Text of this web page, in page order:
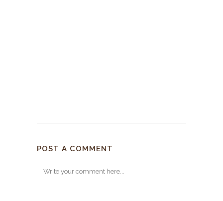
POST A COMMENT